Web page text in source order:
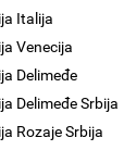
Italija
Venecija
Delimeđe
Delimeđe Srbija
Rozaje Srbija